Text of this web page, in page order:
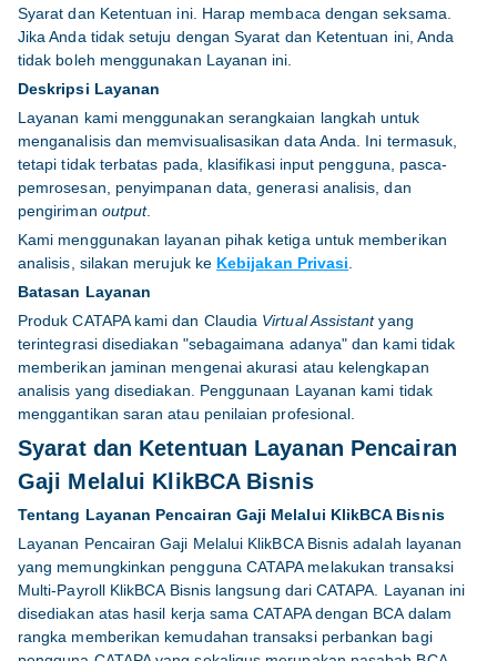
Syarat dan Ketentuan ini. Harap membaca dengan seksama.
Jika Anda tidak setuju dengan Syarat dan Ketentuan ini, Anda
tidak boleh menggunakan Layanan ini.
Deskripsi Layanan
Layanan kami menggunakan serangkaian langkah untuk
menganalisis dan memvisualisasikan data Anda. Ini termasuk,
tetapi tidak terbatas pada, klasifikasi input pengguna, pasca-
pemrosesan, penyimpanan data, generasi analisis, dan
pengiriman output.
Kami menggunakan layanan pihak ketiga untuk memberikan
analisis, silakan merujuk ke Kebijakan Privasi
Batasan Layanan
Produk CATAPA kami dan Claudia Virtual Assistant yang
terintegrasi disediakan "sebagaimana adanya" dan kami tidak
memberikan jaminan mengenai akurasi atau kelengkapan
analisis yang disediakan. Penggunaan Layanan kami tidak
menggantikan saran atau penilaian profesional.
Syarat dan Ketentuan Layanan Pencairan
Gaji Melalui KlikBCA Bisnis
Tentang Layanan Pencairan Gaji Melalui KlikBCA Bisnis
Layanan Pencairan Gaji Melalui KlikBCA Bisnis adalah layanan
yang memungkinkan pengguna CATAPA melakukan transaksi
Multi-Payroll KlikBCA Bisnis langsung dari CATAPA. Layanan ini
disediakan atas hasil kerja sama CATAPA dengan BCA dalam
rangka memberikan kemudahan transaksi perbankan bagi